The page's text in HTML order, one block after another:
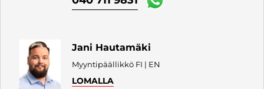
Jani Hautamäki
Myyntipäällikkö FI | EN
LOMALLA